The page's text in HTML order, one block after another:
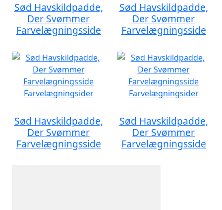
Sød Havskildpadde,
Der Svømmer
Farvelægningsside
Sød Havskildpadde,
Der Svømmer
Farvelægningsside
Sød Havskildpadde,
Der Svømmer
Farvelægningsside
Sød Havskildpadde,
Der Svømmer
Farvelægningsside